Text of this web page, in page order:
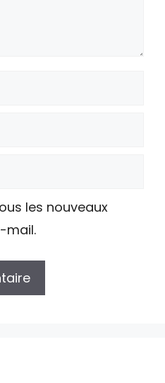
les nouveaux
mail.